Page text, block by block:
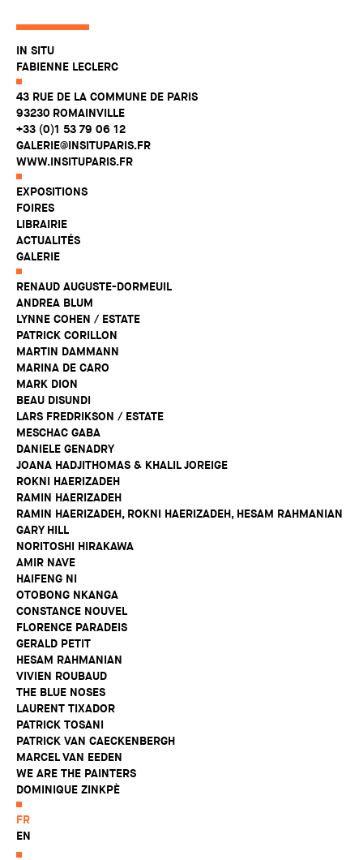
IN SITU
FABIENNE LECLERC
43 RUE DE LA COMMUNE DE PARIS
93230 ROMAINVILLE
+33 (0)1 53 79 06 12
GALERIE@INSITUPARIS.FR
WWW.INSITUPARIS.FR
EXPOSITIONS
FOIRES
LIBRAIRIE
ACTUALITÉS
GALERIE
RENAUD AUGUSTE-DORMEUIL
ANDREA BLUM
LYNNE COHEN / ESTATE
PATRICK CORILLON
MARTIN DAMMANN
MARINA DE CARO
MARK DION
BEAU DISUNDI
LARS FREDRIKSON / ESTATE
MESCHAC GABA
DANIELE GENADRY
JOANA HADJITHOMAS & KHALIL JOREIGE
ROKNI HAERIZADEH
RAMIN HAERIZADEH
RAMIN HAERIZADEH, ROKNI HAERIZADEH, HESAM RAHMANIAN
GARY HILL
NORITOSHI HIRAKAWA
AMIR NAVE
HAIFENG NI
OTOBONG NKANGA
CONSTANCE NOUVEL
FLORENCE PARADEIS
GERALD PETIT
HESAM RAHMANIAN
VIVIEN ROUBAUD
THE BLUE NOSES
LAURENT TIXADOR
PATRICK TOSANI
PATRICK VAN CAECKENBERGH
MARCEL VAN EEDEN
WE ARE THE PAINTERS
DOMINIQUE ZINKPÈ
FR
EN